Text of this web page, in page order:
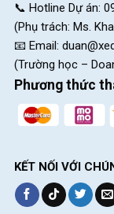
📞 Hotline Dự án:
(Phụ trách: Ms.
📧 Email:
(Trường học –
Phương thức
KẾT NỐI VỚI